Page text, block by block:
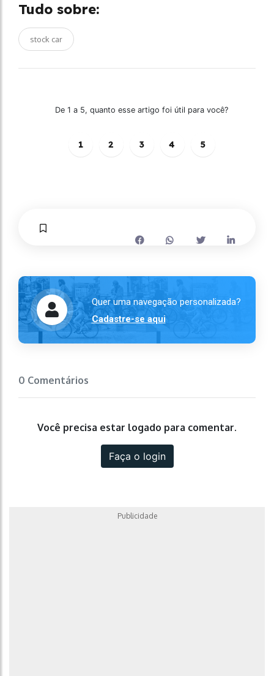
Tudo sobre:
stock car
De 1 a 5, quanto esse artigo foi útil para você?
1 2 3 4 5
Quer uma navegação personalizada?
Cadastre-se aqui
0 Comentários
Você precisa estar logado para comentar.
Faça o login
Publicidade